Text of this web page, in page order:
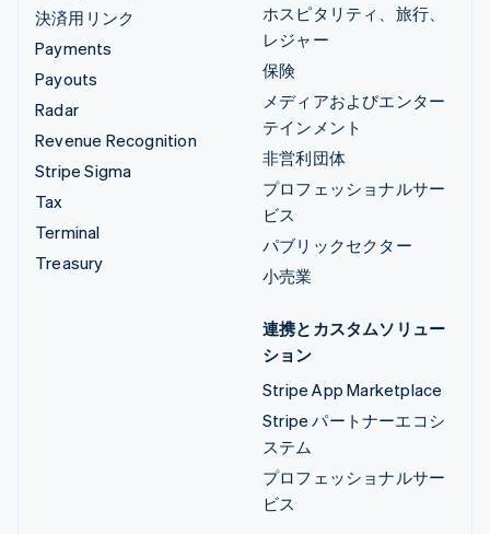
決済用リンク
Payments
Payouts
Radar
Revenue Recognition
Stripe Sigma
Tax
Terminal
Treasury
ホスピタリティ、旅行、
レジャー
保険
メディアおよびエンター
テインメント
非営利団体
プロフェッショナルサー
ビス
パブリックセクター
小売業
連携とカスタムソリュー
ション
Stripe App Marketplace
Stripe パートナーエコシ
ステム
プロフェッショナルサー
ビス